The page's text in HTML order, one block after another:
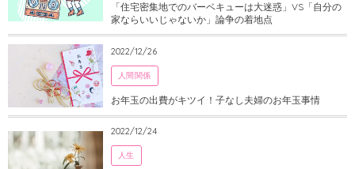
「住宅密集地でのバーベキューは大迷惑」VS「自分の
家ならいいじゃないか」論争の着地点
2022/12/26
人間関係
お年玉の出費がキツイ！子なし夫婦のお年玉事情
2022/12/24
人生